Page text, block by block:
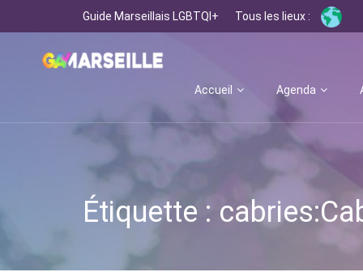
Guide Marseillais LGBTQI+ Tous les lieux :
Accueil
Agenda
Étiquette :